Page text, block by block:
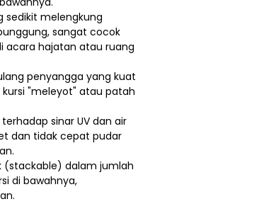
sedikit melengkung
sangat cocok
acara hajatan atau ruang
penyangga yang kuat
"meleyot" atau patah
sinar UV dan air
dan tidak cepat pudar
(stackable) dalam jumlah
di bawahnya,